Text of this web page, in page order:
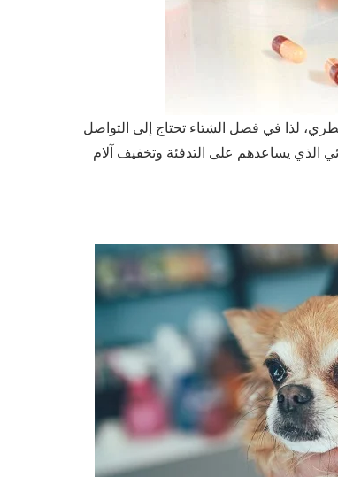
لذا في فصل الشتاء تحتاج إلى التواصل
الذي يساعدهم على التدفئة وتخفيف آلام